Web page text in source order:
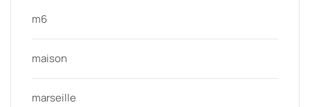
m6
maison
marseille